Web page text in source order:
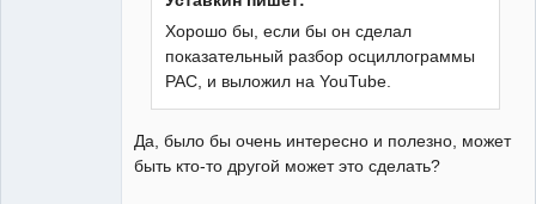
Хорошо бы, если бы он сделал
показательный разбор осциллограммы
РАС, и выложил на YouTube.
Да, было бы очень интересно и полезно, может
быть кто-то другой может это сделать?